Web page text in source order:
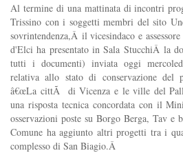
Al termine di una mattinata di incontri
Trissino con i soggetti membri del sito
sovrintendenza,Â il vicesindaco e
d'Elci ha presentato in Sala StucchiÂ la
tutti i documenti) inviata oggi
relativa allo stato di conservazione del
â€œLa cittÃ di Vicenza e le ville del
una risposta tecnica concordata con il
osservazioni poste su Borgo Berga, Tav
Comune ha aggiunto altri progetti tra i
complesso di San Biagio.Â